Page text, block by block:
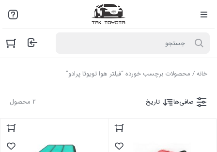
لطفاً به علت نوسانات بازار با مـا تمـاس بگیرید: 02136916845
خانه/ محصولات برچسب خورده “فیلتر هوا تویوتا پرادو”
2 محصول صافی‌ها تاریخ